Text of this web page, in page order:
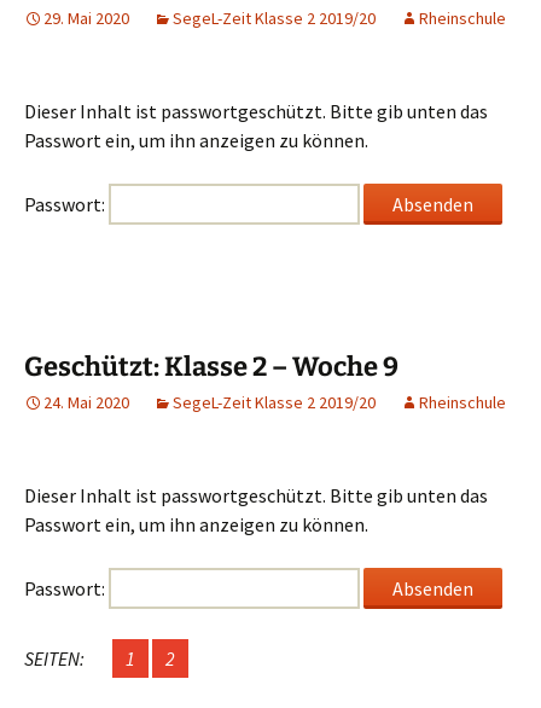
29. Mai 2020 SegeL-Zeit Klasse 2 2019/20 Rheinschule
Dieser Inhalt ist passwortgeschützt. Bitte gib unten das
Passwort ein, um ihn anzeigen zu können.
Passwort:
Geschützt: Klasse 2 – Woche 9
24. Mai 2020 SegeL-Zeit Klasse 2 2019/20 Rheinschule
Dieser Inhalt ist passwortgeschützt. Bitte gib unten das
Passwort ein, um ihn anzeigen zu können.
Passwort:
SEITEN: 1 2